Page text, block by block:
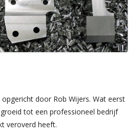
opgericht door Rob Wijers. Wat eerst
tot een professioneel bedrijf
veroverd heeft.